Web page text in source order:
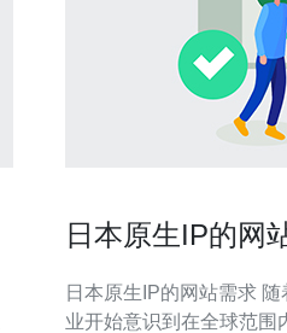
日本原生IP的网
日本原生IP的网站需求 随着互联网的发展，越来越多的企
业开始意识到在全球范围